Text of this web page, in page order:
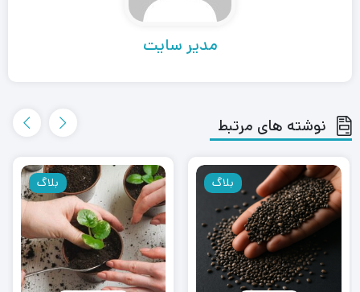
مدیر سایت
نوشته های مرتبط
بلاگ بلاگ